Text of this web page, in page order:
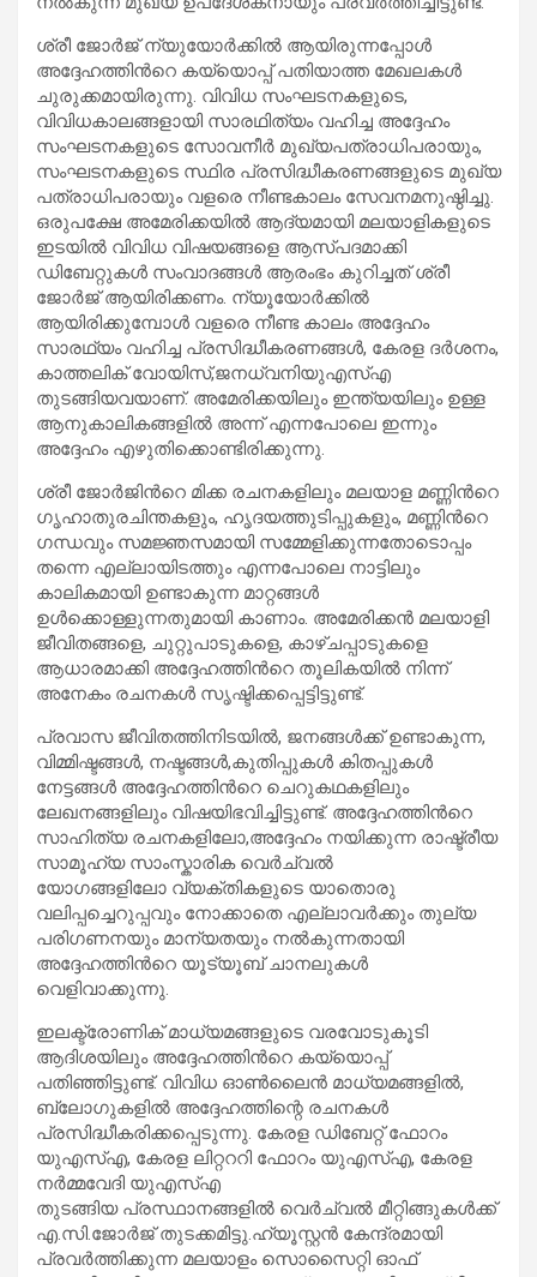
ശ്രീ ജോർജ് ന്യുയോർക്കിൽ ആയിരുന്നപ്പോൾ
അദ്ദേഹത്തിൻറെ കയ്യൊപ്പ് പതിയാത്ത മേഖലകൾ
ചുരുക്കമായിരുന്നു. വിവിധ സംഘടനകളുടെ,
വിവിധകാലങ്ങളായി സാരഥിത്യം വഹിച്ച അദ്ദേഹം
സംഘടനകളുടെ സോവനീർ മുഖ്യപത്രാധിപരായും,
സംഘടനകളുടെ സ്ഥിര പ്രസിദ്ധീകരണങ്ങളുടെ മുഖ്യ
പത്രാധിപരായും വളരെ നീണ്ടകാലം സേവനമനുഷ്ഠിച്ചു.
ഒരുപക്ഷേ അമേരിക്കയിൽ ആദ്യമായി മലയാളികളുടെ
ഇടയിൽ വിവിധ വിഷയങ്ങളെ ആസ്പദമാക്കി
ഡിബേറ്റുകൾ സംവാദങ്ങൾ ആരംഭം കുറിച്ചത് ശ്രീ
ജോർജ് ആയിരിക്കണം. ന്യൂയോർക്കിൽ
ആയിരിക്കുമ്പോൾ വളരെ നീണ്ട കാലം അദ്ദേഹം
സാരഥ്യം വഹിച്ച പ്രസിദ്ധീകരണങ്ങൾ, കേരള ദർശനം,
കാത്തലിക് വോയിസ്,ജനധ്വനിയുഎസ്എ
തുടങ്ങിയവയാണ്. അമേരിക്കയിലും ഇന്ത്യയിലും ഉള്ള
ആനുകാലികങ്ങളിൽ അന്ന് എന്നപോലെ ഇന്നും
അദ്ദേഹം എഴുതിക്കൊണ്ടിരിക്കുന്നു.
ശ്രീ ജോർജിൻറെ മിക്ക രചനകളിലും മലയാള മണ്ണിൻറെ
ഗൃഹാതുരചിന്തകളും, ഹൃദയത്തുടിപ്പുകളും, മണ്ണിൻറെ
ഗന്ധവും സമജ്ഞസമായി സമ്മേളിക്കുന്നതോടൊപ്പം
തന്നെ എല്ലായിടത്തും എന്നപോലെ നാട്ടിലും
കാലികമായി ഉണ്ടാകുന്ന മാറ്റങ്ങൾ
ഉൾക്കൊള്ളുന്നതുമായി കാണാം. അമേരിക്കൻ മലയാളി
ജീവിതങ്ങളെ, ചുറ്റുപാടുകളെ, കാഴ്ചപ്പാടുകളെ
ആധാരമാക്കി അദ്ദേഹത്തിൻറെ തൂലികയിൽ നിന്ന്
അനേകം രചനകൾ സൃഷ്ടിക്കപ്പെട്ടിട്ടുണ്ട്.
പ്രവാസ ജീവിതത്തിനിടയിൽ, ജനങ്ങൾക്ക് ഉണ്ടാകുന്ന,
വിമ്മിഷ്ടങ്ങൾ, നഷ്ടങ്ങൾ,കുതിപ്പുകൾ കിതപ്പുകൾ
നേട്ടങ്ങൾ അദ്ദേഹത്തിൻറെ ചെറുകഥകളിലും
ലേഖനങ്ങളിലും വിഷയിഭവിച്ചിട്ടുണ്ട്. അദ്ദേഹത്തിൻറെ
സാഹിത്യ രചനകളിലോ,അദ്ദേഹം നയിക്കുന്ന രാഷ്ട്രീയ
സാമൂഹ്യ സാംസ്കാരിക വെർച്വൽ
യോഗങ്ങളിലോ വ്യക്തികളുടെ യാതൊരു
വലിപ്പച്ചെറുപ്പവും നോക്കാതെ എല്ലാവർക്കും തുല്യ
പരിഗണനയും മാന്യതയും നൽകുന്നതായി
അദ്ദേഹത്തിൻറെ യൂട്യൂബ് ചാനലുകൾ
വെളിവാക്കുന്നു.
ഇലക്ട്രോണിക് മാധ്യമങ്ങളുടെ വരവോടുകൂടി
ആദിശയിലും അദ്ദേഹത്തിൻറെ കയ്യൊപ്പ്
പതിഞ്ഞിട്ടുണ്ട്. വിവിധ ഓൺലൈൻ മാധ്യമങ്ങളിൽ,
ബ്ലോഗുകളിൽ അദ്ദേഹത്തിന്റെ രചനകൾ
പ്രസിദ്ധീകരിക്കപ്പെടുന്നു. കേരള ഡിബേറ്റ് ഫോറം
യുഎസ്എ, കേരള ലിറ്റററി ഫോറം യുഎസ്എ, കേരള
നർമ്മവേദി യുഎസ്എ
തുടങ്ങിയ പ്രസ്ഥാനങ്ങളിൽ വെർച്വൽ മീറ്റിങ്ങുകൾക്ക്
എ.സി.ജോർജ് തുടക്കമിട്ടു.ഹ്യൂസ്റ്റൻ കേന്ദ്രമായി
പ്രവർത്തിക്കുന്ന മലയാളം സൊസൈറ്റി ഓഫ്